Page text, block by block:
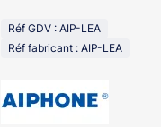
Réf GDV : AIP-LEA
Réf fabricant : AIP-LEA